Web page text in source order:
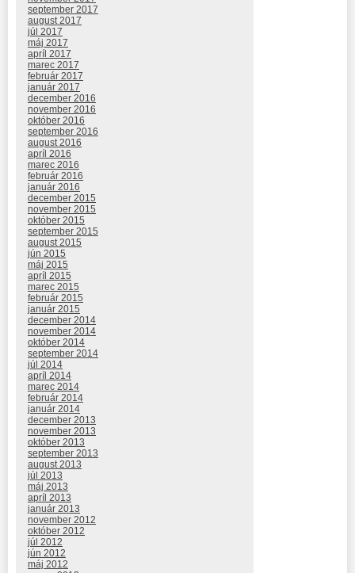
september 2017
august 2017
júl 2017
máj 2017
apríl 2017
marec 2017
február 2017
január 2017
december 2016
november 2016
október 2016
september 2016
august 2016
apríl 2016
marec 2016
február 2016
január 2016
december 2015
november 2015
október 2015
september 2015
august 2015
jún 2015
máj 2015
apríl 2015
marec 2015
február 2015
január 2015
december 2014
november 2014
október 2014
september 2014
júl 2014
apríl 2014
marec 2014
február 2014
január 2014
december 2013
november 2013
október 2013
september 2013
august 2013
júl 2013
máj 2013
apríl 2013
január 2013
november 2012
október 2012
júl 2012
jún 2012
máj 2012